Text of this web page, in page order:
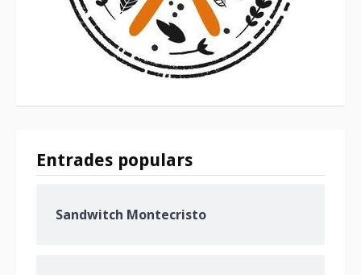
Entrades populars
Sandwitch Montecristo